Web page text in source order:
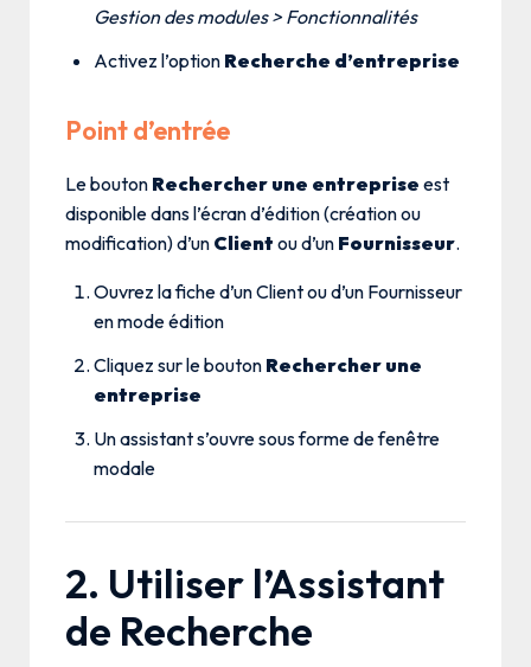
Gestion des modules > Fonctionnalités
Activez l’option Recherche d’entreprise
Point d’entrée
Le bouton Rechercher une entreprise est
disponible dans l’écran d’édition (création ou
modification) d’un Client ou d’un Fournisseur.
Ouvrez la fiche d’un Client ou d’un Fournisseur
en mode édition
Cliquez sur le bouton Rechercher une
entreprise
Un assistant s’ouvre sous forme de fenêtre
modale
2. Utiliser l’Assistant
de Recherche